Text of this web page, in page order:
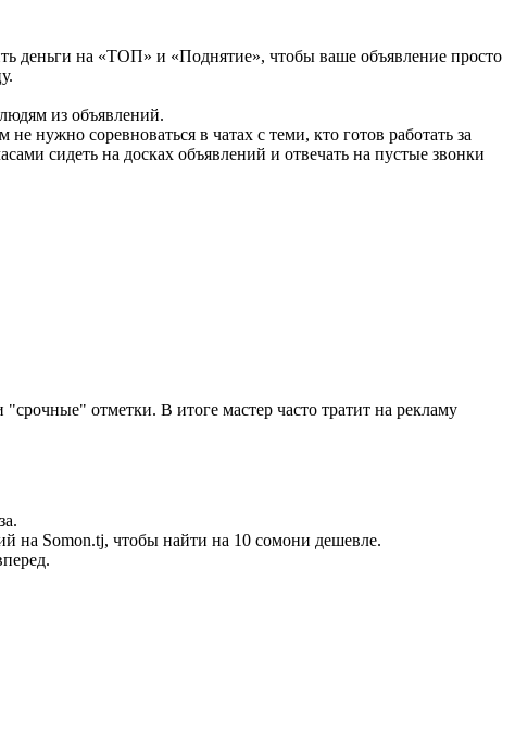
деньги на «ТОП» и «Поднятие», чтобы ваше объявление просто
из объявлений.
нужно соревноваться в чатах с теми, кто готов работать за
сидеть на досках объявлений и отвечать на пустые звонки
отметки. В итоге мастер часто тратит на рекламу
на Somon.tj, чтобы найти на 10 сомони дешевле.